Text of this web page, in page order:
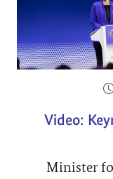
Video:
Minister